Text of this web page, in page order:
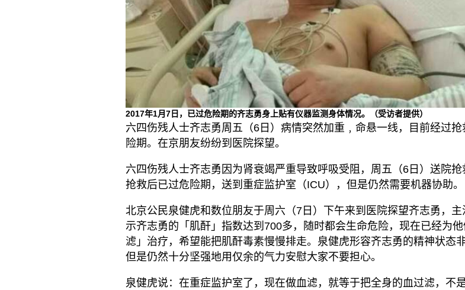
2017年1月7日，已过危险期的齐志勇身上贴有仪器监测身体情况。（受访者提供）
六四伤残人士齐志勇周五（6日）病情突然加重﹐命悬一线，目前经过抢
险期。在京朋友纷纷到医院探望。
六四伤残人士齐志勇因为肾衰竭严重导致呼吸受阻，周五（6日）送院抢
抢救后已过危险期，送到重症监护室（ICU），但是仍然需要机器协助。
北京公民泉健虎和数位朋友于周六（7日）下午来到医院探望齐志勇，主
示齐志勇的「肌酐」指数达到700多，随时都会生命危险，现在已经为
滤」治疗，希望能把肌酐毒素慢慢排走。泉健虎形容齐志勇的精神状态非
但是仍然十分坚强地用仅余的气力安慰大家不要担心。
泉健虎说：在重症监护室了，现在做血滤，就等于把全身的血过滤，不